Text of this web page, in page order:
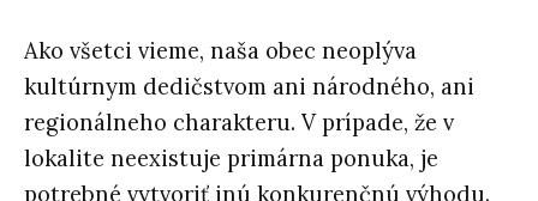
Ako všetci vieme, naša obec neoplýva
kultúrnym dedičstvom ani národného, ani
regionálneho charakteru. V prípade, že v
lokalite neexistuje primárna ponuka, je
potrebné vytvoriť inú konkurenčnú výhodu.